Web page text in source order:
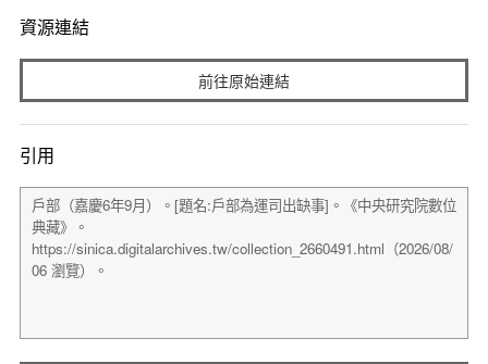
資源連結
前往原始連結
引用